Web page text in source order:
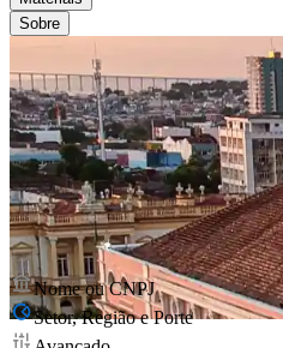
Sobre
Nome ou CNPJ
Setor, Região e Porte